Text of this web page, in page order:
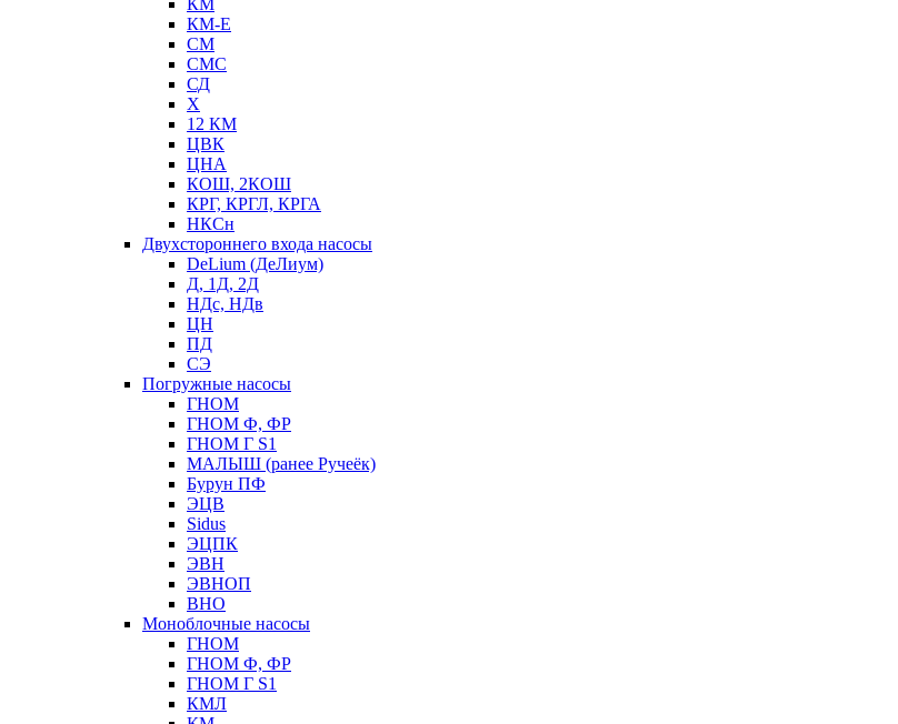
КМ
КМ-Е
СМ
СМС
СД
Х
12 КМ
ЦВК
ЦНА
КОШ, 2КОШ
КРГ, КРГЛ, КРГА
НКСн
Двухстороннего входа насосы
DeLium (ДеЛиум)
Д, 1Д, 2Д
НДс, НДв
ЦН
ПД
СЭ
Погружные насосы
ГНОМ
ГНОМ Ф, ФР
ГНОМ Г S1
МАЛЫШ (ранее Ручеёк)
Бурун ПФ
ЭЦВ
Sidus
ЭЦПК
ЭВН
ЭВНОП
ВНО
Моноблочные насосы
ГНОМ
ГНОМ Ф, ФР
ГНОМ Г S1
КМЛ